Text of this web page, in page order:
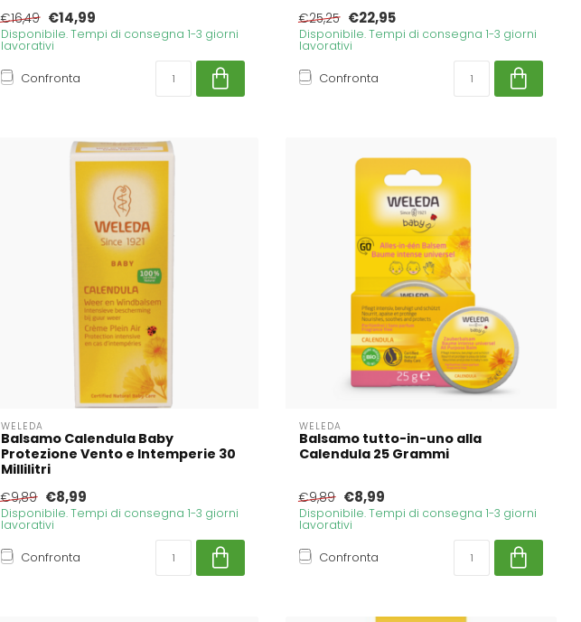
€16,49 €14,99
Disponibile. Tempi di consegna 1-3 giorni
lavorativi
Confronta
€25,25 €22,95
Disponibile. Tempi di consegna 1-3 giorni
lavorativi
Confronta
WELEDA
Balsamo Calendula Baby
Protezione Vento e Intemperie 30
Millilitri
€9,89 €8,99
Disponibile. Tempi di consegna 1-3 giorni
lavorativi
Confronta
WELEDA
Balsamo tutto-in-uno alla
Calendula 25 Grammi
€9,89 €8,99
Disponibile. Tempi di consegna 1-3 giorni
lavorativi
Confronta